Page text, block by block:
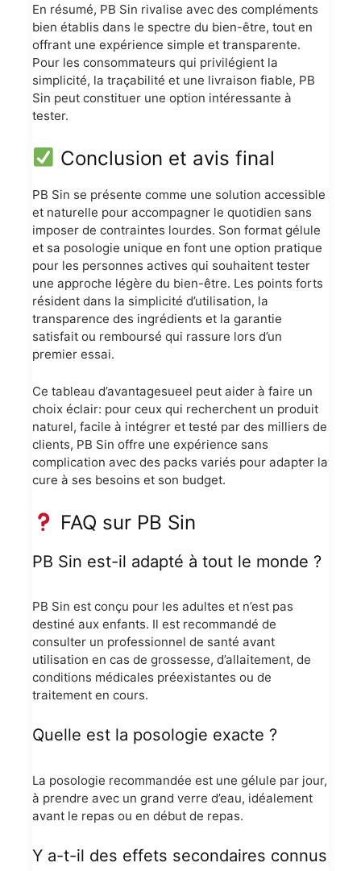
En résumé, PB Sin rivalise avec des compléments
bien établis dans le spectre du bien-être, tout en
offrant une expérience simple et transparente.
Pour les consommateurs qui privilégient la
simplicité, la traçabilité et une livraison fiable, PB
Sin peut constituer une option intéressante à
tester.
Conclusion et avis final
PB Sin se présente comme une solution accessible
et naturelle pour accompagner le quotidien sans
imposer de contraintes lourdes. Son format gélule
et sa posologie unique en font une option pratique
pour les personnes actives qui souhaitent tester
une approche légère du bien-être. Les points forts
résident dans la simplicité d’utilisation, la
transparence des ingrédients et la garantie
satisfait ou remboursé qui rassure lors d’un
premier essai.
Ce tableau d’avantagesueel peut aider à faire un
choix éclair: pour ceux qui recherchent un produit
naturel, facile à intégrer et testé par des milliers de
clients, PB Sin offre une expérience sans
complication avec des packs variés pour adapter la
cure à ses besoins et son budget.
FAQ sur PB Sin
PB Sin est-il adapté à tout le monde ?
PB Sin est conçu pour les adultes et n’est pas
destiné aux enfants. Il est recommandé de
consulter un professionnel de santé avant
utilisation en cas de grossesse, d’allaitement, de
conditions médicales préexistantes ou de
traitement en cours.
Quelle est la posologie exacte ?
La posologie recommandée est une gélule par jour,
à prendre avec un grand verre d’eau, idéalement
avant le repas ou en début de repas.
Y a-t-il des effets secondaires connus